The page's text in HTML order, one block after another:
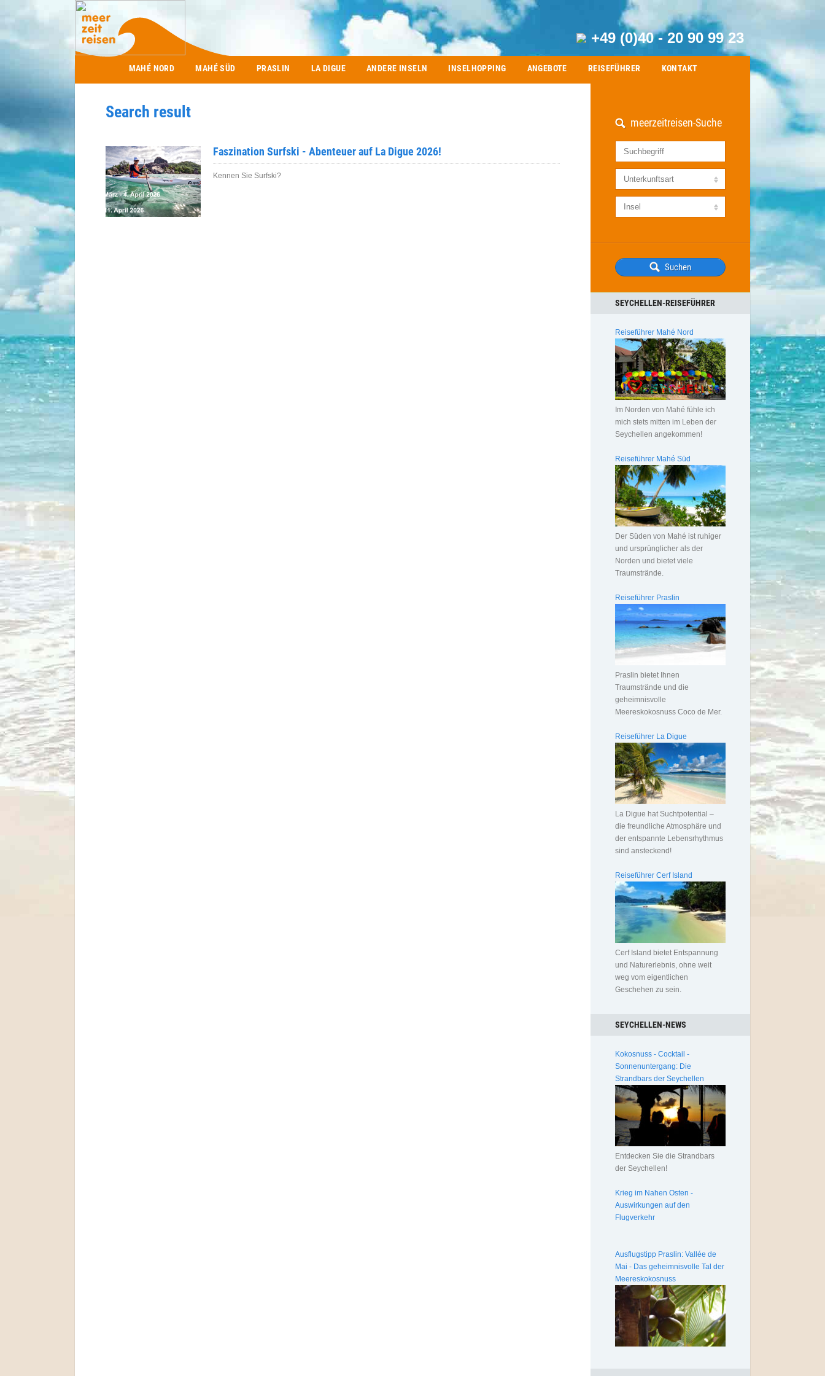
+49 (0)40 - 20 90 99 23
MAHÉ NORD MAHÉ SÜD PRASLIN LA DIGUE ANDERE INSELN INSELHOPPING ANGEBOTE REISEFÜHRER KONTAKT
Search result
Faszination Surfski - Abenteuer auf La Digue 2026!
Kennen Sie Surfski?
meerzeitreisen-Suche
SEYCHELLEN-REISEFÜHRER
Reiseführer Mahé Nord
Im Norden von Mahé fühle ich
mich stets mitten im Leben der
Seychellen angekommen!
Reiseführer Mahé Süd
Der Süden von Mahé ist ruhiger
und ursprünglicher als der
Norden und bietet viele
Traumstrände.
Reiseführer Praslin
Praslin bietet Ihnen
Traumstrände und die
geheimnisvolle
Meereskokosnuss Coco de Mer.
Reiseführer La Digue
La Digue hat Suchtpotential –
die freundliche Atmosphäre und
der entspannte Lebensrhythmus
sind ansteckend!
Reiseführer Cerf Island
Cerf Island bietet Entspannung
und Naturerlebnis, ohne weit
weg vom eigentlichen
Geschehen zu sein.
SEYCHELLEN-NEWS
Kokosnuss - Cocktail -
Sonnenuntergang: Die
Strandbars der Seychellen
Entdecken Sie die Strandbars
der Seychellen!
Krieg im Nahen Osten -
Auswirkungen auf den
Flugverkehr
Ausflugstipp Praslin: Vallée de
Mai - Das geheimnisvolle Tal der
Meereskokosnuss